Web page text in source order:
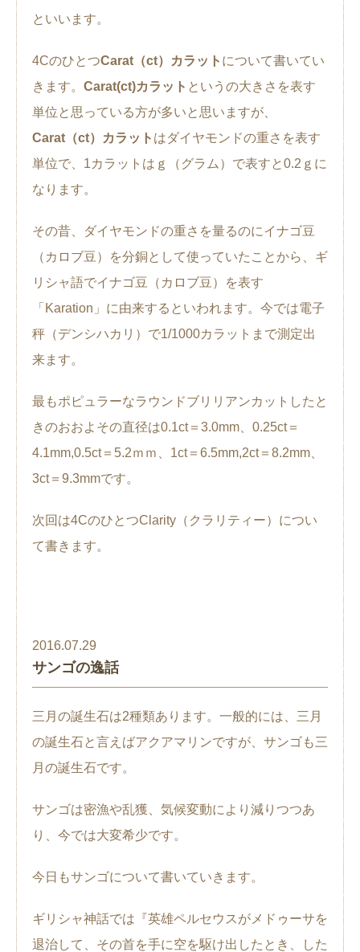
といいます。
4CのひとつCarat（ct）カラット について書いてい
きます。 Carat(ct)カラット というの大きさを表す
単位と思っている方が多いと思いますが、
Carat（ct）カラット はダイヤモンドの重さを表す
単位で、1カラットはｇ（グラム）で表すと0.2ｇに
なります。
その昔、ダイヤモンドの重さを量るのにイナゴ豆
（カロブ豆）を分銅として使っていたことから、ギ
リシャ語でイナゴ豆（カロブ豆）を表す
「Karation」に由来するといわれます。今では電子
秤（デンシハカリ）で1/1000カラットまで測定出
来ます。
最もポピュラーなラウンドブリリアンカットしたと
きのおおよその直径は0.1ct＝3.0mm、0.25ct＝
4.1mm,0.5ct＝5.2ｍｍ、1ct＝6.5mm,2ct＝8.2mm、
3ct＝9.3mmです。
次回は4CのひとつClarity（クラリティー）につい
て書きます。
2016.07.29
サンゴの逸話
三月の誕生石は2種類あります。一般的には、三月
の誕生石と言えばアクアマリンですが、サンゴも三
月の誕生石です。
サンゴは密漁や乱獲、気候変動により減りつつあ
り、今では大変希少です。
今日もサンゴについて書いていきます。
ギリシャ神話では『英雄ペルセウスがメドゥーサを
退治して、その首を手に空を駆け出したとき、した